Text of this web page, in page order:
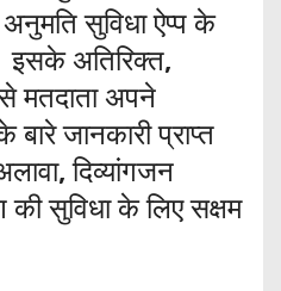
सुविधा ऐप्प के
अतिरिक्त,
मतदाता अपने
बारे जानकारी प्राप्त
दिव्यांगजन
सुविधा के लिए सक्षम